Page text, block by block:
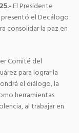
El Presidente
el Decálogo
consolidar la paz en
Comité del
para lograr la
el diálogo, la
herramientas
al trabajar en